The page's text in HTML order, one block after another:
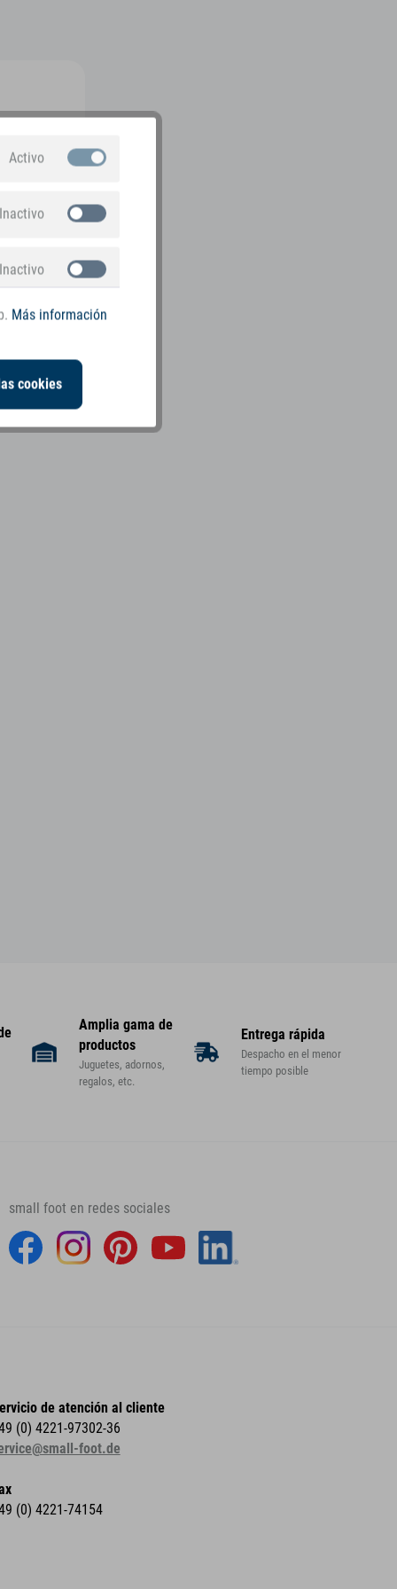
Amplia gama de
productos
Juguetes, adornos,
regalos, etc.
Entrega rápida
Despacho en el menor
tiempo posible
small foot en redes sociales
de atención al cliente
(0) 4221-97302-36
foot.de
(0) 4221-74154
Activo
Inactivo
Inactivo
Más información
cookies